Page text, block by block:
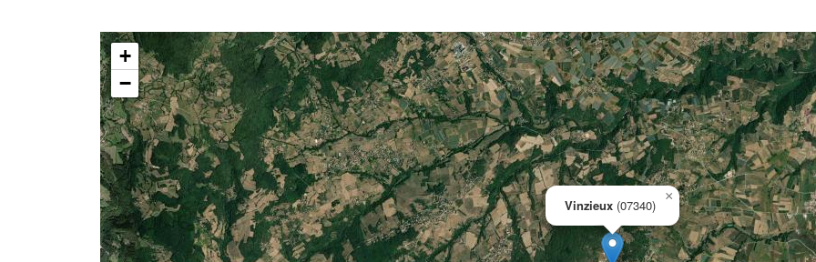
Vinzieux (07340)
×
+
−